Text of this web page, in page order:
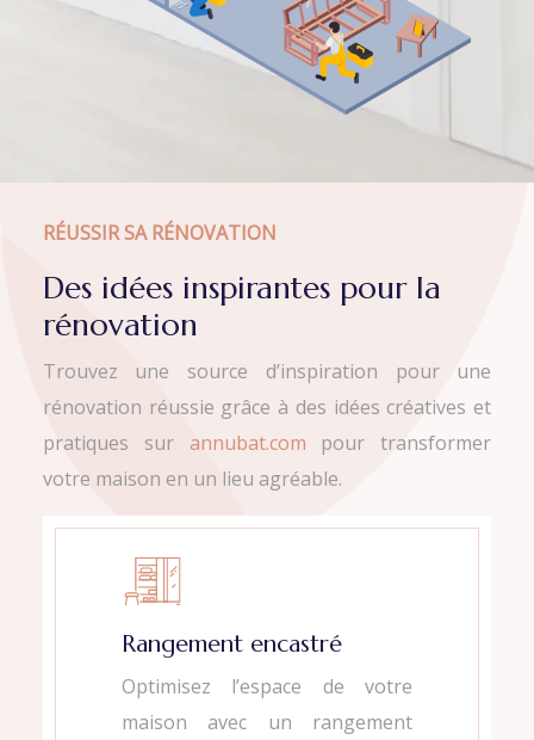
RÉUSSIR SA RÉNOVATION
Des idées inspirantes pour la
rénovation
Trouvez une source d’inspiration pour une
rénovation réussie grâce à des idées créatives et
pratiques sur annubat.com pour transformer
votre maison en un lieu agréable.
Rangement encastré
Optimisez l’espace de votre
maison avec un rangement